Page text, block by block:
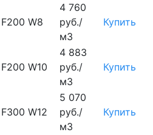
F200 W8
4 760
руб./
м3
Купить
F200 W10
4 883
руб./
м3
Купить
F300 W12
5 070
руб./
м3
Купить